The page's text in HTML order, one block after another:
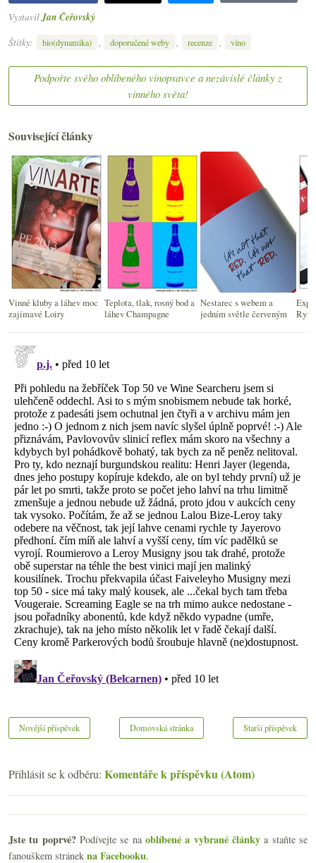
Vystavil Jan Čeřovský
Štítky:
bio(dynamika) , doporučené weby , recenze , víno
Podpořte svého oblíbeného vínopsavce a nezávislé články z
vinného světa!
Související články
Vinné kluby a láhev moc
zajímavé Loiry
Teplota, tlak, rosný bod a
láhev Champagne
Nestarec s webem a
jedním světle červeným
Novější příspěvek Starší příspěvek
Domovská stránka
Přihlásit se k odběru: Komentáře k příspěvku (Atom)
Jste tu poprvé?Podívejte se naoblíbené a vybrané články a staňte se
fanouškem stránek na Facebooku.